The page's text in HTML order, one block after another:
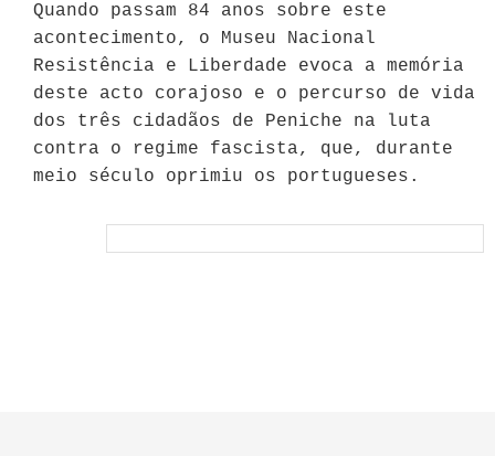
Quando passam 84 anos sobre este
acontecimento, o Museu Nacional
Resistência e Liberdade evoca a memória
deste acto corajoso e o percurso de vida
dos três cidadãos de Peniche na luta
contra o regime fascista, que, durante
meio século oprimiu os portugueses.